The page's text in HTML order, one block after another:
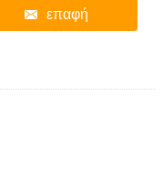
επαφή